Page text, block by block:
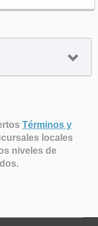
Términos y
locales
niveles de